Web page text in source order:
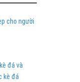
cho người
đá và
kè đá